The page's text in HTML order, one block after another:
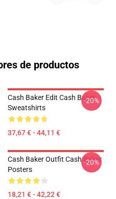
de productos
Cash Baker Edit Cash Baker
Sweatshirts
37,67 € - 44,11 €
-20%
Cash Baker Outfit Cash Baker
Posters
18,21 € - 42,22 €
-20%